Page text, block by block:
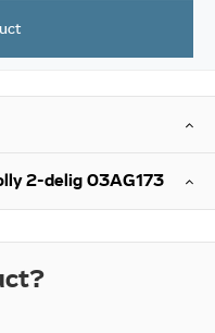
2-delig 03AG173